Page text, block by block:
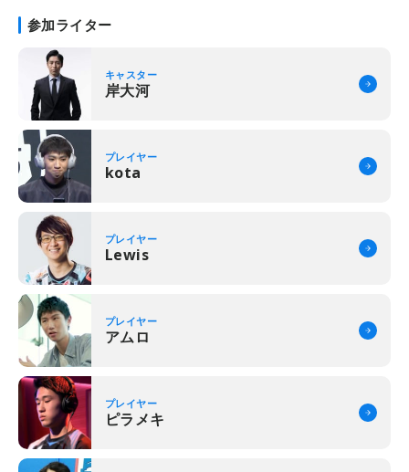
参加ライター
キャスター
岸大河
プレイヤー
kota
プレイヤー
Lewis
プレイヤー
アムロ
プレイヤー
ピラメキ